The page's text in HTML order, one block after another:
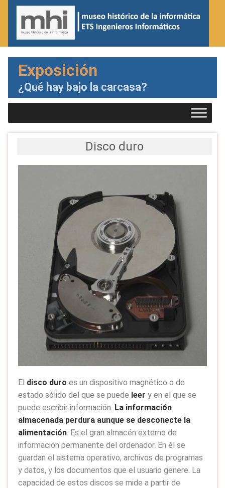
Exposición
¿Qué hay bajo la carcasa?
Disco duro
El disco duro es un dispositivo magnético o de
estado sólido del que se puede leer y en el que se
puede escribir información. La información
almacenada perdura aunque se desconecte la
alimentación . Es el gran almacén externo de
información permanente del ordenador. En él se
guardan el sistema operativo, archivos de programas
y datos, y los documentos que el usuario genere. La
capacidad de estos discos se mide a partir de